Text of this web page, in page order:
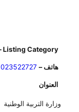
Listing Category –
هاتف – 023522727
العنوان
وزارة التربية الوطنية